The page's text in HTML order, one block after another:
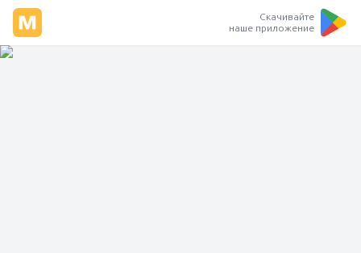
Скачивайте
наше приложение